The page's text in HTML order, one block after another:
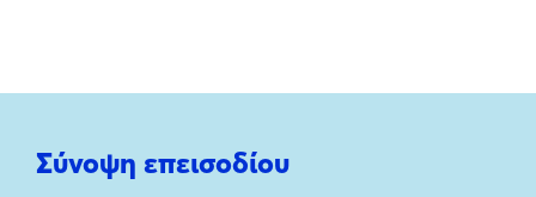
Σύνοψη επεισοδίου